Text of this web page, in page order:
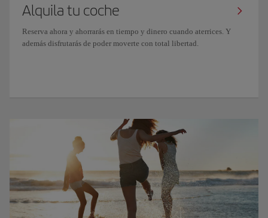
Alquila tu coche
Reserva ahora y ahorrarás en tiempo y dinero cuando aterrices. Y
además disfrutarás de poder moverte con total libertad.